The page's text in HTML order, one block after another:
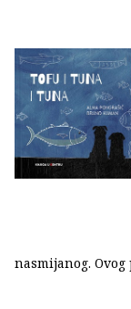
nasmijanog. Ovog